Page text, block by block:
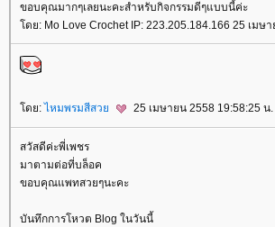
ขอบคุณมากๆเลยนะคะสำหรับกิจกรรมดีๆแบบนี้ค่ะ
ดย: Mo Love Crochet IP: 223.205.184.166 25 เมษ
ดย: ไหมพรมสีสว 25 เมษายน 2558 19:58:25 น.
สวัสดีค่ะพี่เพชร
มาตามต่อที่บล็อค
ขอบคุณแพทสวยๆนะคะ
บันทึกการโหวต Blog ในวันนี้